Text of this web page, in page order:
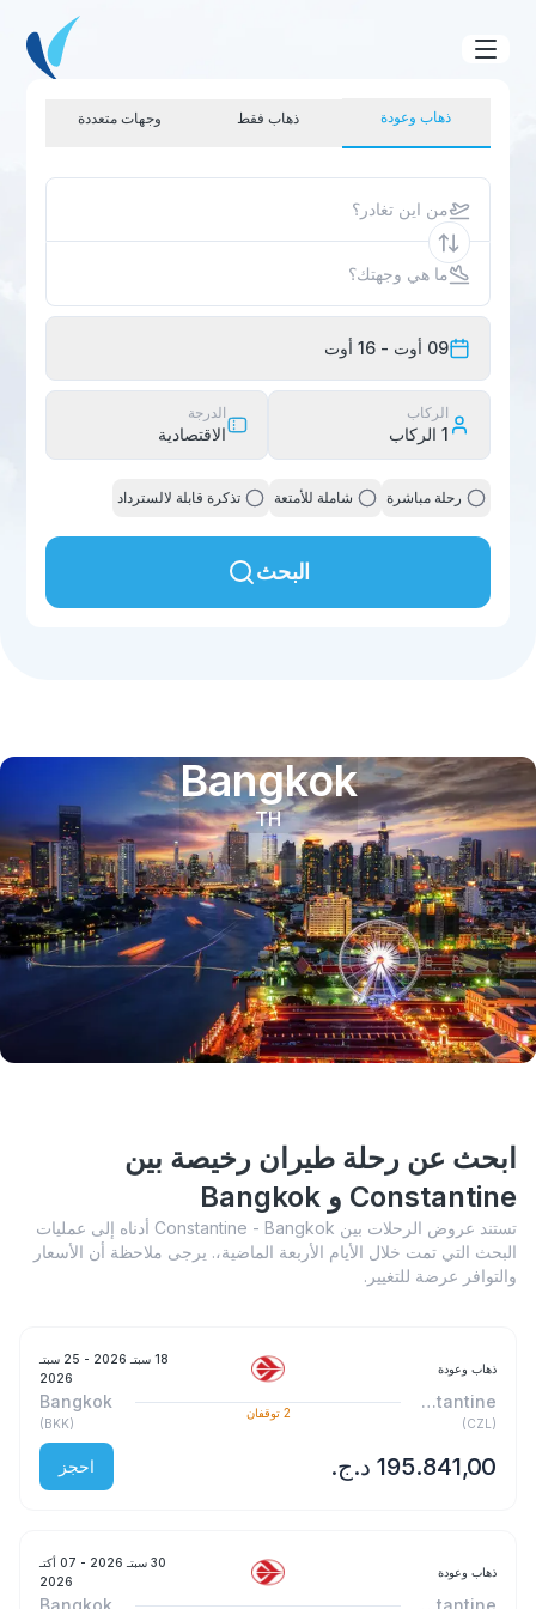
ذهاب وعودة ذهاب فقط وجهات متعددة
من اين تغادر؟
ما هي وجهتك؟
09 أوت - 16 أوت
الركاب
1 الركاب
الدرجة
الاقتصادية
رحلة مباشرة شاملة للأمتعة تذكرة قابلة لالسترداد
البحث
Bangkok
TH
ابحث عن رحلة طيران رخيصة بين
Constantine و Bangkok
تستند عروض الرحلات بين Constantine - Bangkok أدناه إلى عمليات
البحث التي تمت خلال الأيام الأربعة الماضية،. يرجى ملاحظة أن الأسعار
والتوافر عرضة للتغيير.
ذهاب وعودة
18 سبتـ 2026
- 25 سبتـ
2026
Constantine
(
CZL
)
2 توقفان
Bangkok
(
BKK
)
احجز
ذهاب وعودة
30 سبتـ 2026
- 07 أكتـ
2026